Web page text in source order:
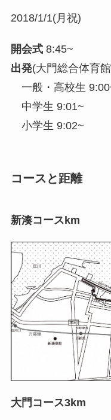
2018/1/1(月祝)
開会式8:45~
出発(大門総合体育
一般・高校生
中学生 9:01~
小学生 9:02~
コースと距離
新湊コースkm
大門コース3km